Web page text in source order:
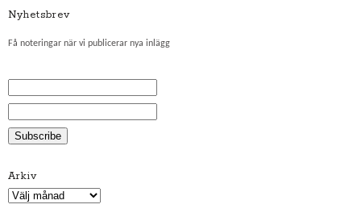
Nyhetsbrev
Få noteringar när vi publicerar nya inlägg
Arkiv
Arkiv